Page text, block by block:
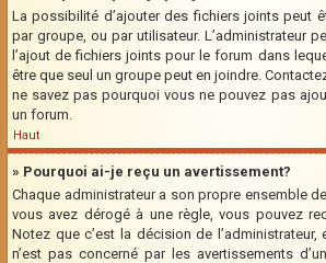
La possibilité d’ajouter des fichiers joints peut
par groupe, ou par utilisateur. L’administrateur
l’ajout de fichiers joints pour le forum dans
être que seul un groupe peut en joindre.
ne savez pas pourquoi vous ne pouvez pas
un forum.
Haut
» Pourquoi ai-je reçu un avertissement?
Chaque administrateur a son propre ensemble
vous avez dérogé à une règle, vous pouvez
Notez que c’est la décision de
n’est pas concerné par les avertissements